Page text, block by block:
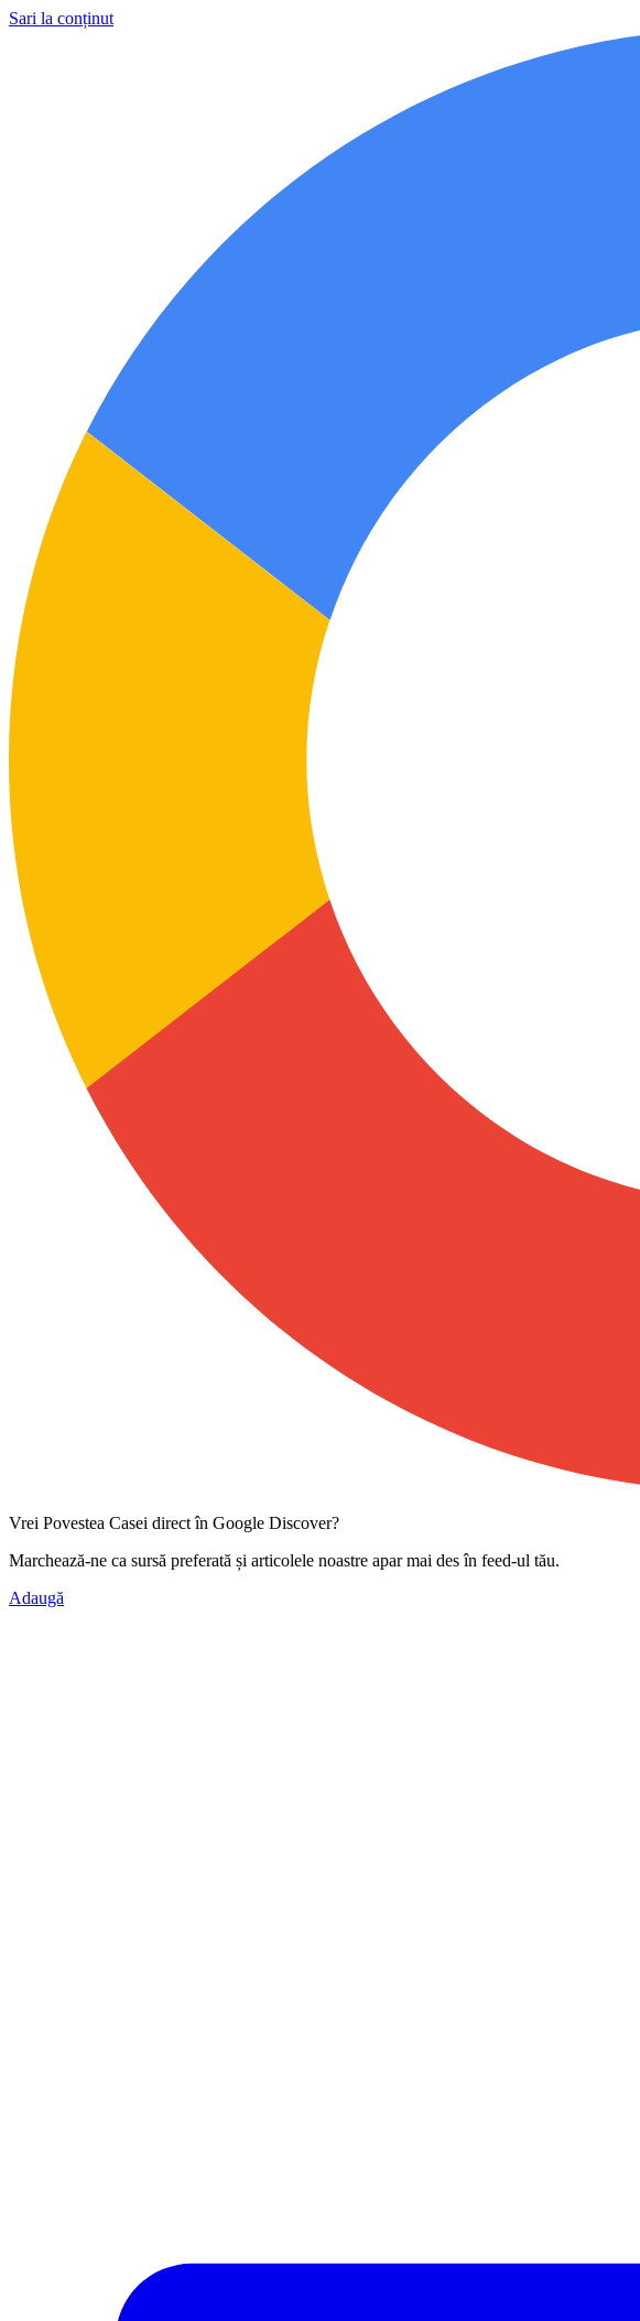
Sari la conținut
Vrei Povestea Casei direct în Google Discover?
Marchează-ne ca sursă preferată și articolele noastre apar mai des în feed-ul tău.
Adaugă